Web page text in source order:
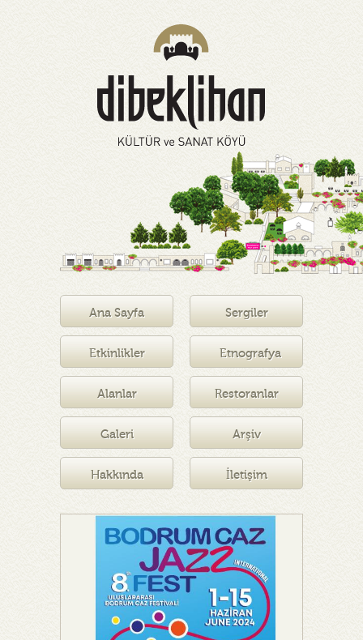
Ana Sayfa Sergiler
Etkinlikler Etnografya
Müzesi
Alanlar Restoranlar
Galeri Arşiv
Hakkında İletişim